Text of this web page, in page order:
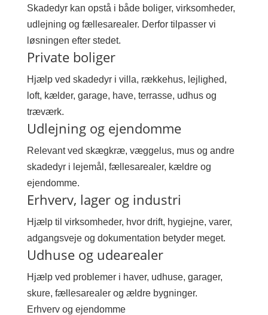
Skadedyr kan opstå i både boliger, virksomheder,
udlejning og fællesarealer. Derfor tilpasser vi
løsningen efter stedet.
Private boliger
Hjælp ved skadedyr i villa, rækkehus, lejlighed,
loft, kælder, garage, have, terrasse, udhus og
træværk.
Udlejning og ejendomme
Relevant ved skægkræ, væggelus, mus og andre
skadedyr i lejemål, fællesarealer, kældre og
ejendomme.
Erhverv, lager og industri
Hjælp til virksomheder, hvor drift, hygiejne, varer,
adgangsveje og dokumentation betyder meget.
Udhuse og udearealer
Hjælp ved problemer i haver, udhuse, garager,
skure, fællesarealer og ældre bygninger.
Erhverv og ejendomme